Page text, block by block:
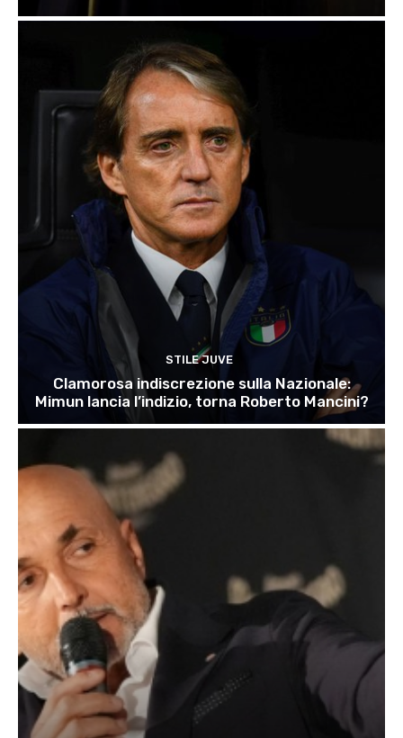
STILE JUVE
Clamorosa indiscrezione sulla Nazionale:
Mimun lancia l’indizio, torna Roberto Mancini?